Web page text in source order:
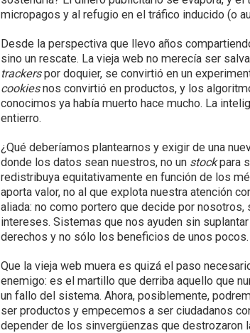
micropagos y al refugio en el tráfico inducido (o
Desde la perspectiva que llevo años
sino un rescate. La vieja web no merecía ser
trackerspor doquier, se convirtió en un
cookiesnos convirtió en productos, y los
conocimos ya había muerto hace mucho. La
entierro.
¿Qué deberíamos plantearnos y exigir de una
donde los datos sean nuestros, no un stockpara
redistribuya equitativamente en función de los
aporta valor, no al que explota nuestra atención
aliada: no como portero que decide por
intereses. Sistemas que nos ayuden sin
derechos y no sólo los beneficios de unos pocos.
Que la vieja web muera es quizá el paso
enemigo: es el martillo que derriba aquello que
un fallo del sistema. Ahora, posiblemente,
ser productos y empecemos a ser ciudadanos
depender de los sinvergüenzas que destrozaron